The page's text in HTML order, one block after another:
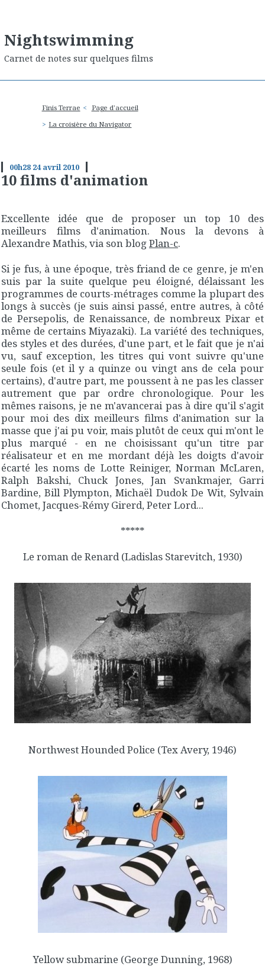
Nightswimming
Carnet de notes sur quelques films
Finis Terrae
Page d'accueil
La croisière du Navigator
00h28 24 avril 2010
10 films d'animation
Excellente idée que de proposer un top 10 des
meilleurs films d'animation. Nous la devons à
Alexandre Mathis, via son blogPlan-c.
Si je fus, à une époque, très friand de ce genre, je m'en
suis par la suite quelque peu éloigné, délaissant les
programmes de courts-métrages comme la plupart des
longs à succès (je suis ainsi passé, entre autres, à côté
de Persepolis, de Renaissance, de nombreux Pixar et
même de certains Miyazaki). La variété des techniques,
des styles et des durées, d'une part, et le fait que je n'ai
vu, sauf exception, les titres qui vont suivre qu'une
seule fois (et il y a quinze ou vingt ans de cela pour
certains), d'autre part, me poussent à ne pas les classer
autrement que par ordre chronologique. Pour les
mêmes raisons, je ne m'avancerai pas à dire qu'il s'agit
pour moi des dix meilleurs films d'animation sur la
masse que j'ai pu voir, mais plutôt de ceux qui m'ont le
plus marqué - en ne choisissant qu'un titre par
réalisateur et en me mordant déjà les doigts d'avoir
écarté les noms de Lotte Reiniger, Norman McLaren,
Ralph Bakshi, Chuck Jones, Jan Svankmajer, Garri
Bardine, Bill Plympton, Michaël Dudok De Wit, Sylvain
Chomet, Jacques-Rémy Girerd, Peter Lord...
*****
Le roman de Renard(Ladislas Starevitch, 1930)
Northwest Hounded Police (Tex Avery, 1946)
Yellow submarine (George Dunning, 1968)